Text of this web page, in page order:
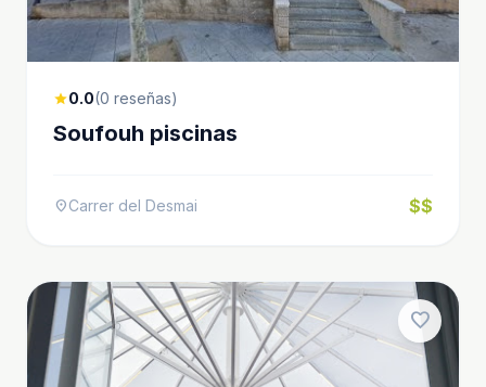
star0.0(0 reseñas)
Soufouh piscinas
location_onCarrer del Desmai $$
favorite